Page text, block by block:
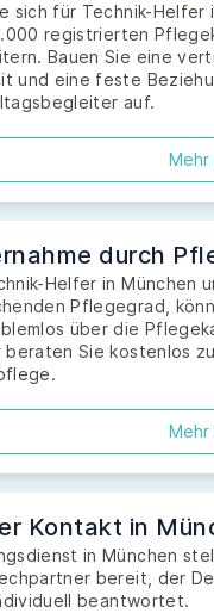
sich für Technik-Helfer
registrierten
Bauen Sie eine
und eine feste
auf.
Mehr
durch
Helfer in München
Pflegegrad,
über die
beraten Sie kostenlos
Mehr
Kontakt in
in München
bereit, der
beantwortet.